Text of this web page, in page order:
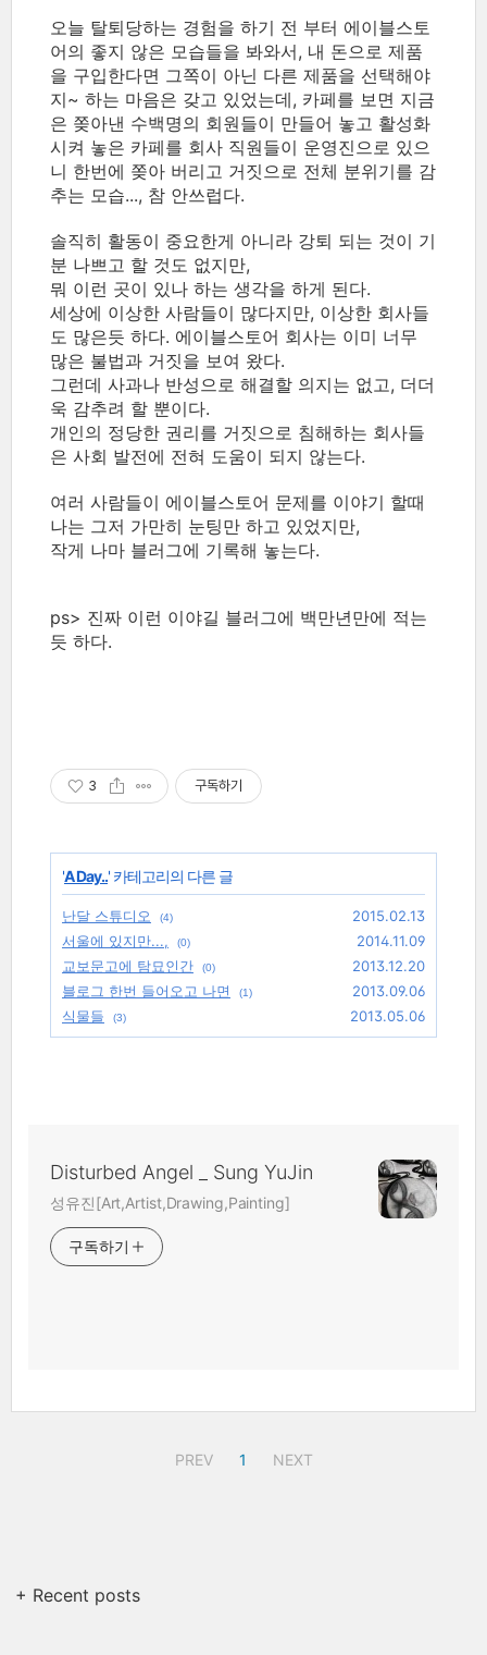
오늘 탈퇴당하는 경험을 하기 전 부터 에이블스토
어의 좋지 않은 모습들을 봐와서, 내 돈으로 제품
을 구입한다면 그쪽이 아닌 다른 제품을 선택해야
지~ 하는 마음은 갖고 있었는데, 카페를 보면 지금
은 쫒아낸 수백명의 회원들이 만들어 놓고 활성화
시켜 놓은 카페를 회사 직원들이 운영진으로 있으
니 한번에 쫒아 버리고 거짓으로 전체 분위기를 감
추는 모습..., 참 안쓰럽다.
솔직히 활동이 중요한게 아니라 강퇴 되는 것이 기
분 나쁘고 할 것도 없지만,
뭐 이런 곳이 있나 하는 생각을 하게 된다.
세상에 이상한 사람들이 많다지만, 이상한 회사들
도 많은듯 하다. 에이블스토어 회사는 이미 너무
많은 불법과 거짓을 보여 왔다.
그런데 사과나 반성으로 해결할 의지는 없고, 더더
욱 감추려 할 뿐이다.
개인의 정당한 권리를 거짓으로 침해하는 회사들
은 사회 발전에 전혀 도움이 되지 않는다.
여러 사람들이 에이블스토어 문제를 이야기 할때
나는 그저 가만히 눈팅만 하고 있었지만,
작게 나마 블러그에 기록해 놓는다.
ps> 진짜 이런 이야길 블러그에 백만년만에 적는
듯 하다.
3 구독하기
'A Day..' 카테고리의 다른 글
난달 스튜디오 (4)
2015.02.13
서울에 있지만...,
(0)
2014.11.09
교보문고에 탐묘인간
(0)
2013.12.20
블로그 한번 들어오고 나면
(1)
2013.09.06
식물들
(3) 2013.05.06
Disturbed Angel _ Sung YuJin
성유진[Art,Artist,Drawing,Painting]
구독하기
PREV 1 NEXT
+ Recent posts